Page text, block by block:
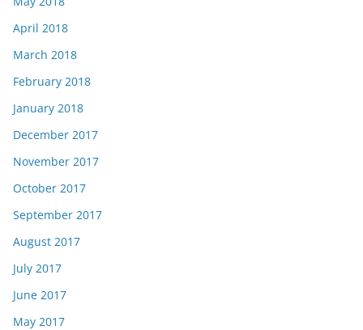
April 2018
March 2018
February 2018
January 2018
December 2017
November 2017
October 2017
September 2017
August 2017
July 2017
June 2017
May 2017